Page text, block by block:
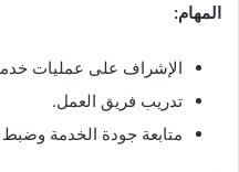
المهام:
الإشراف على عمليات
تدريب فريق العمل.
متابعة جودة الخدمة وضبط